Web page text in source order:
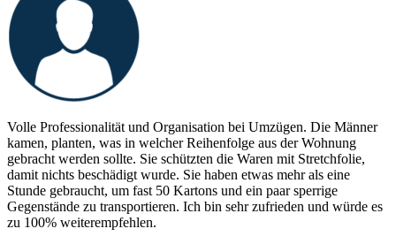
Volle Professionalität und Organisation bei Umzügen. Die Männer
kamen, planten, was in welcher Reihenfolge aus der Wohnung
gebracht werden sollte. Sie schützten die Waren mit Stretchfolie,
damit nichts beschädigt wurde. Sie haben etwas mehr als eine
Stunde gebraucht, um fast 50 Kartons und ein paar sperrige
Gegenstände zu transportieren. Ich bin sehr zufrieden und würde es
zu 100% weiterempfehlen.